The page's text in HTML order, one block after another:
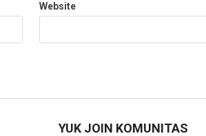
Website
YUK JOIN KOMUNITAS